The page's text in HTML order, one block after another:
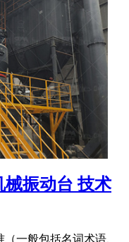
械振动台 技术
一般包括名词术语、